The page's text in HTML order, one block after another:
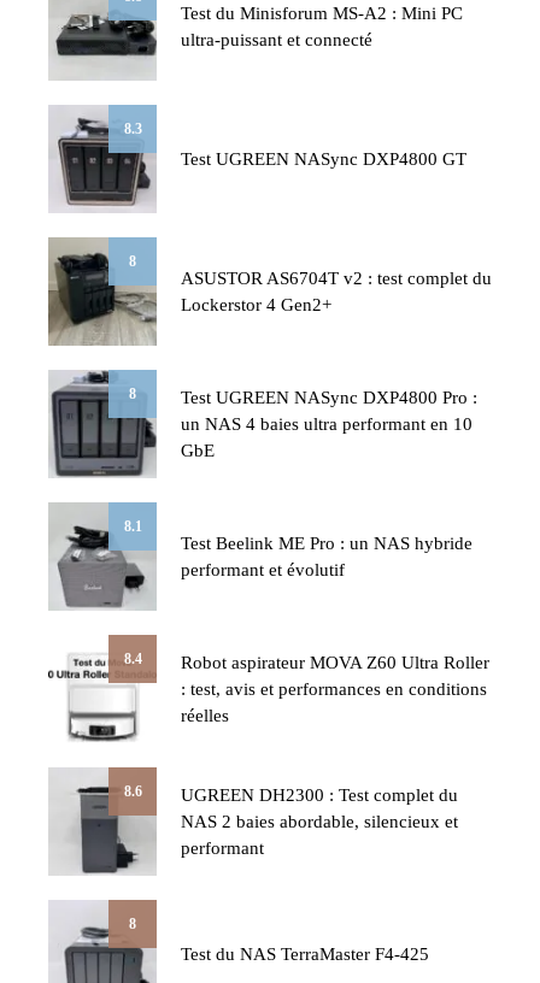
Test du Minisforum MS-A2 : Mini PC
ultra-puissant et connecté
8.3
Test UGREEN NASync DXP4800 GT
8
ASUSTOR AS6704T v2 : test complet du
Lockerstor 4 Gen2+
8
Test UGREEN NASync DXP4800 Pro :
un NAS 4 baies ultra performant en 10
GbE
8.1
Test Beelink ME Pro : un NAS hybride
performant et évolutif
8.4
Robot aspirateur MOVA Z60 Ultra Roller
: test, avis et performances en conditions
réelles
8.6
UGREEN DH2300 : Test complet du
NAS 2 baies abordable, silencieux et
performant
8
Test du NAS TerraMaster F4-425